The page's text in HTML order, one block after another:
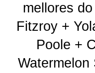
mellores
Fitzroy +
Poole +
Watermelon